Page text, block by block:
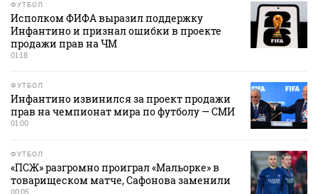
ФУТБОЛ
Исполком ФИФА выразил поддержку
Инфантино и признал ошибки в проекте
продажи прав на ЧМ
01:18
ФУТБОЛ
Инфантино извинился за проект продажи
прав на чемпионат мира по футболу — СМИ
01:00
ФУТБОЛ
«ПСЖ» разгромно проиграл «Мальорке» в
товарищеском матче, Сафонова заменили
00:05